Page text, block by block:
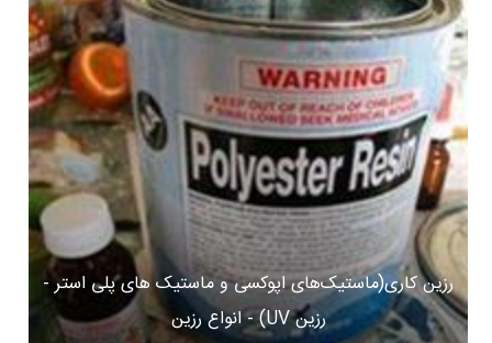
رزین کاری(ماستیک‌های اپوکسی و ماستیک های پلی استر -
رزین UV) - انواع رزین